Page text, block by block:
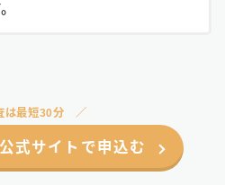
は最短30分
式サイトで申込む